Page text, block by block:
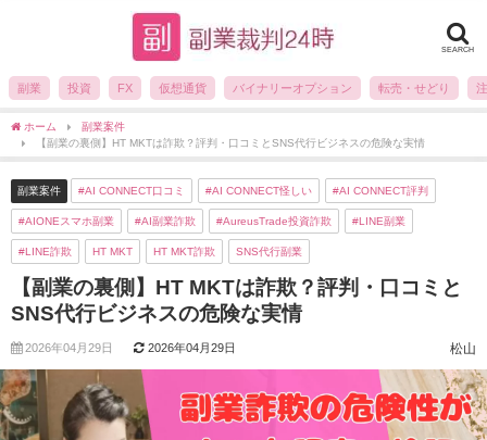
SEARCH
副業 投資 FX 仮想通貨 バイナリーオプション 転売・せどり
ホーム
副業案件
【副業の裏側】HT MKTは詐欺？評判・口コミとSNS代行ビジネスの危険な実情
副業案件 #AI CONNECT口コミ #AI CONNECT怪しい #AI CONNECT評判
#AIONEスマホ副業 #AI副業詐欺 #AureusTrade投資詐欺 #LINE副業
#LINE詐欺 HT MKT HT MKT詐欺 SNS代行副業
【副業の裏側】HT MKTは詐欺？評判・口コミと
SNS代行ビジネスの危険な実情
2026年04月29日 2026年04月29日 松山